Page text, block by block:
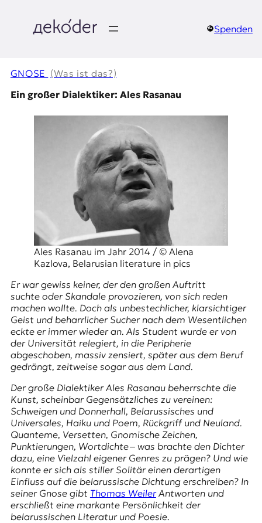
springen
e
k
K
O
D
E
R
W
s
s
e
n
J
o
u
Spenden
GNOSE (Was ist das?)
Ein großer Dialektiker: Ales Rasanau
Ales Rasanau im Jahr 2014 / © Alena
Kazlova, Belarusian literature in pics
Er war gewiss keiner, der den großen Auftritt
suchte oder Skandale provozieren, von sich reden
machen wollte. Doch als unbestechlicher, klarsichtiger
Geist und beharrlicher Sucher nach dem Wesentlichen
eckte er immer wieder an. Als Student wurde er von
der Universität relegiert, in die Peripherie
abgeschoben, massiv zensiert, später aus dem Beruf
gedrängt, zeitweise sogar aus dem Land.
Der große Dialektiker Ales Rasanau beherrschte die
Kunst, scheinbar Gegensätzliches zu vereinen:
Schweigen und Donnerhall, Belarussisches und
Universales, Haiku und Poem, Rückgriff und Neuland.
Quanteme, Versetten, Gnomische Zeichen,
Punktierungen, Wortdichte ‒ was brachte den Dichter
dazu, eine Vielzahl eigener Genres zu prägen? Und wie
konnte er sich als stiller Solitär einen derartigen
Einfluss auf die belarussische Dichtung erschreiben? In
seiner Gnose gibt Thomas WeilerAntworten und
erschließt eine markante Persönlichkeit der
belarussischen Literatur und Poesie.